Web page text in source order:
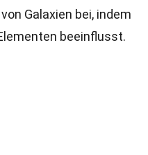
Galaxien bei, indem
beeinflusst.